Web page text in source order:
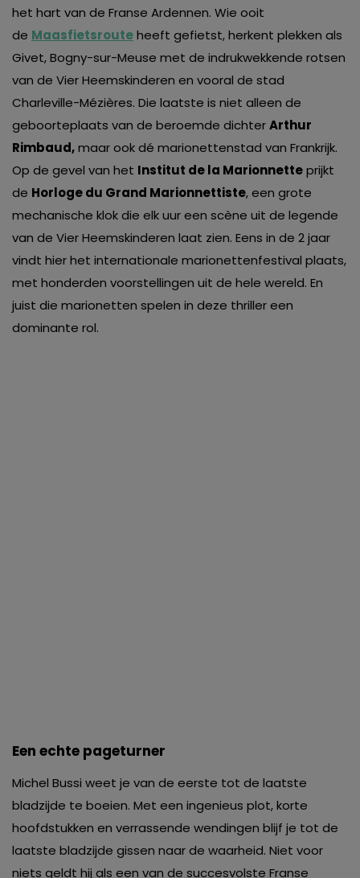
het hart van de Franse Ardennen. Wie ooit
de Maasfietsrouteheeft gefietst, herkent plekken als
Givet, Bogny-sur-Meuse met de indrukwekkende rotsen
van de Vier Heemskinderen en vooral de stad
Charleville-Mézières. Die laatste is niet alleen de
geboorteplaats van de beroemde dichterArthur
Rimbaud,maar ook dé marionettenstad van Frankrijk.
Op de gevel van het Institut de la Marionnetteprijkt
de Horloge du Grand Marionnettiste, een grote
mechanische klok die elk uur een scène uit de legende
van de Vier Heemskinderen laat zien. Eens in de 2 jaar
vindt hier het internationale marionettenfestival plaats,
met honderden voorstellingen uit de hele wereld. En
juist die marionetten spelen in deze thriller een
dominante rol.
Een echte pageturner
Michel Bussi weet je van de eerste tot de laatste
bladzijde te boeien. Met een ingenieus plot, korte
hoofdstukken en verrassende wendingen blijf je tot de
laatste bladzijde gissen naar de waarheid. Niet voor
niets geldt hij als een van de succesvolste Franse